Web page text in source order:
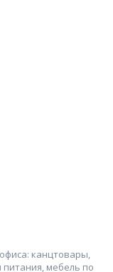
канцтовары,
мебель по